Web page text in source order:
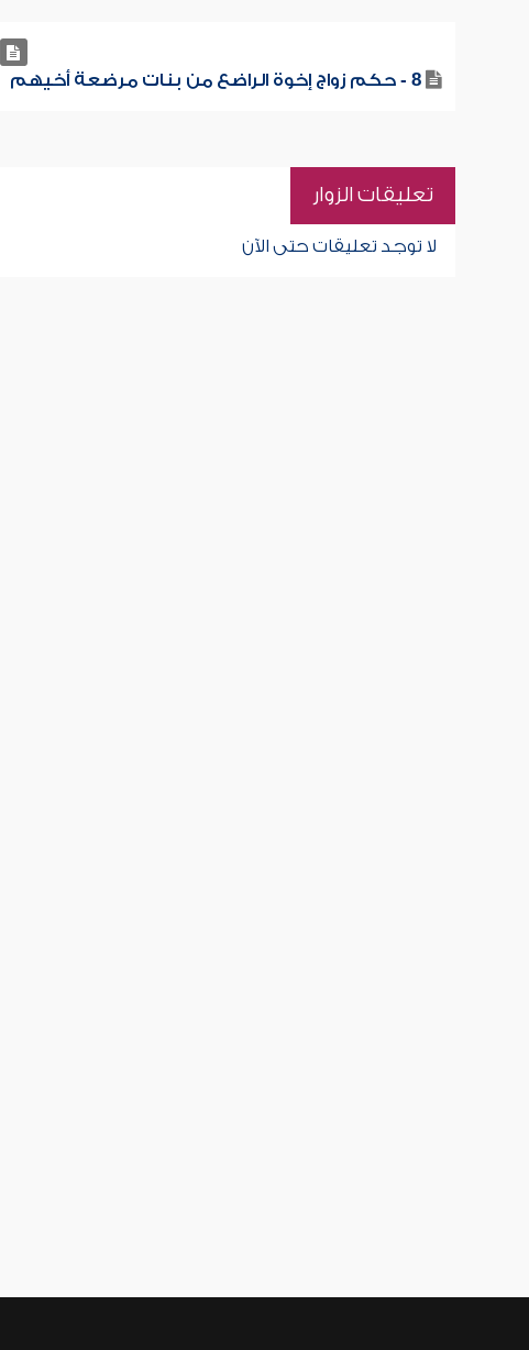
8 - حكم زواج إخوة الراضع من بنات مرضعة أخيهم
تعليقات الزوار
لا توجد تعليقات حتى الآن